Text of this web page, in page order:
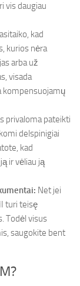
vis daugiau
kad
kurios nėra
arba už
visada
kompensuojamų
privaloma pateikti
delspinigiai
kad
ir vėliau ją
Net jei
turi teisę
Todėl visus
saugokite bent